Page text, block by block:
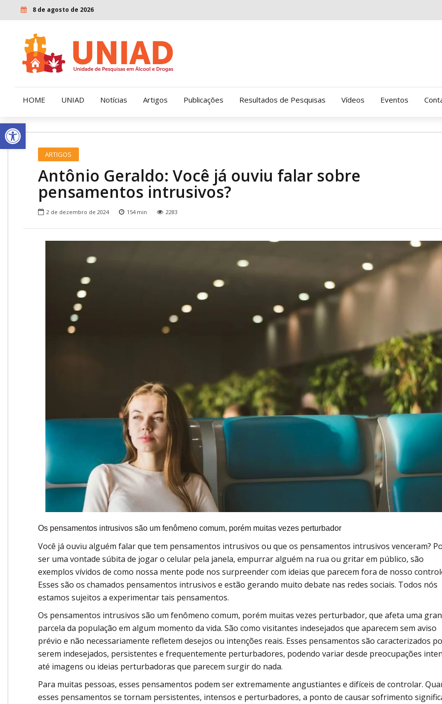
Open toolbar
8 de agosto de 2026
HOME UNIAD
Nossa História
Nossa Missão e Valores
Diretoria
Onde Procurar Ajuda?
Ronaldo Laranjeira recebe prêmio ISAJE
Amor-Exigente
AME – Psiquiatria Dra Jandira
Notícias Artigos Publicações Resultados de Pesquisas Vídeos Eventos
ARTIGOS
Antônio Geraldo: Você já ouviu falar sobre
pensamentos intrusivos?
2 de dezembro de 2024 154 min 2283
Os pensamentos intrusivos são um fenômeno comum, porém muitas vezes perturbador
Você já ouviu alguém falar que tem pensamentos intrusivos ou que os pensamentos intrusivos venceram?
ser uma vontade súbita de jogar o celular pela janela, empurrar alguém na rua ou gritar em público, são
exemplos vívidos de como nossa mente pode nos surpreender com ideias que parecem fora de nosso
Esses são os chamados pensamentos intrusivos e estão gerando muito debate nas redes sociais. Todos nós
estamos sujeitos a experimentar tais pensamentos.
Os pensamentos intrusivos são um fenômeno comum, porém muitas vezes perturbador, que afeta uma
parcela da população em algum momento da vida. São como visitantes indesejados que aparecem sem aviso
prévio e não necessariamente refletem desejos ou intenções reais. Esses pensamentos são caracterizados
serem indesejados, persistentes e frequentemente perturbadores, podendo variar desde preocupações
até imagens ou ideias perturbadoras que parecem surgir do nada.
Para muitas pessoas, esses pensamentos podem ser extremamente angustiantes e difíceis de controlar.
esses pensamentos se tornam persistentes, intensos e perturbadores, a ponto de causar sofrimento